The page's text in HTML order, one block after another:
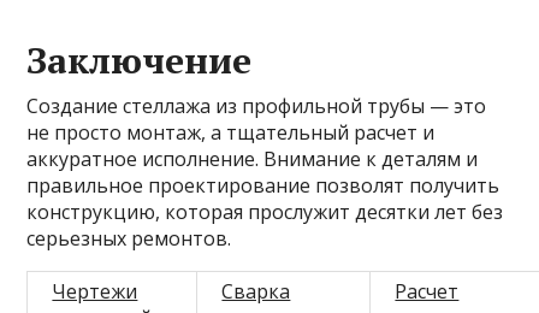
Заключение
Создание стеллажа из профильной трубы — это
не просто монтаж, а тщательный расчет и
аккуратное исполнение. Внимание к деталям и
правильное проектирование позволят получить
конструкцию, которая прослужит десятки лет без
серьезных ремонтов.
Чертежи
Сварка
Расчет